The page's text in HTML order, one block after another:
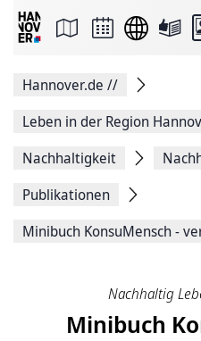
Seite
Facebook
teilen
Seitenlink
Seite
Hannover.de //
Leben in der Region
Nachhaltigkeit
Publikationen
Minibuch KonsuMensch -
Nachhaltig
Minibuch